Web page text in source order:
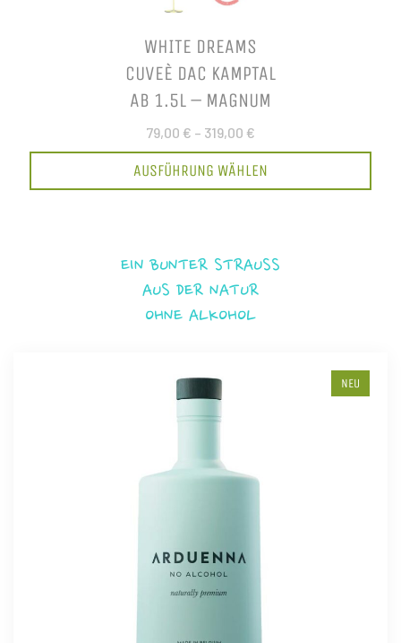
WHITE DREAMS
CUVEÈ DAC KAMPTAL
AB 1.5L – MAGNUM
79,00 € – 319,00 €
AUSFÜHRUNG WÄHLEN
EIN BUNTER STRAUSS
AUS DER NATUR
OHNE ALKOHOL
NEU